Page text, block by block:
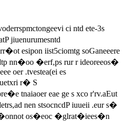
ci ntd ete-3s
jiuenurumesntd
esipon iist5ciomtg soGaneeere
nn�oo �erf,ps rur r ideoreeos�
oer .tvestea(ei es
r� S
tnaiaoer eae ge s xco r'rv.aEut
nen stsocncdP iuueii .eur s�
os�eoc �glrat�iees�n